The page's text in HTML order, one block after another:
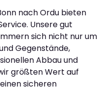
nach Ordu bieten
Unsere gut
sich nicht nur um
Gegenstände,
Abbau und
größten Wert auf
sicheren